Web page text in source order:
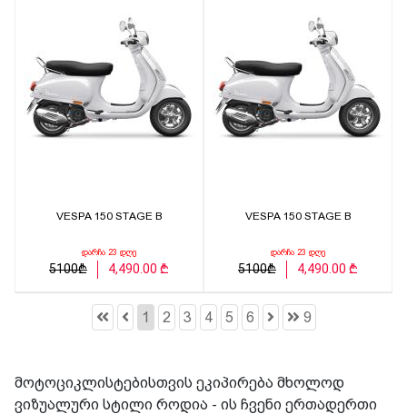
VESPA 150 STAGE B
დარჩა 23 დღე
5100₾ 4,490.00 ₾
VESPA 150 STAGE B
დარჩა 23 დღე
5100₾ 4,490.00 ₾
1 2 3 4 5 6 9
მოტოციკლისტებისთვის ეკიპირება მხოლოდ
ვიზუალური სტილი როდია - ის ჩვენი ერთადერთი